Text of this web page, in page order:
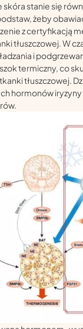
stanie się
żeby
z certyfikacją
tłuszczowej. W
i
termiczny, co
tłuszczowej.
hormonów